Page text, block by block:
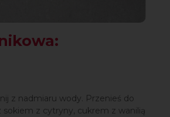
z nadmiaru wody. Przenieś do
sokiem z cytryny, cukrem z wanilią